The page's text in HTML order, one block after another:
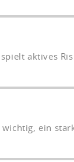
aktives
ein